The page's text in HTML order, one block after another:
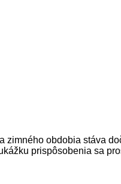
obdobia stáva
prispôsobenia sa